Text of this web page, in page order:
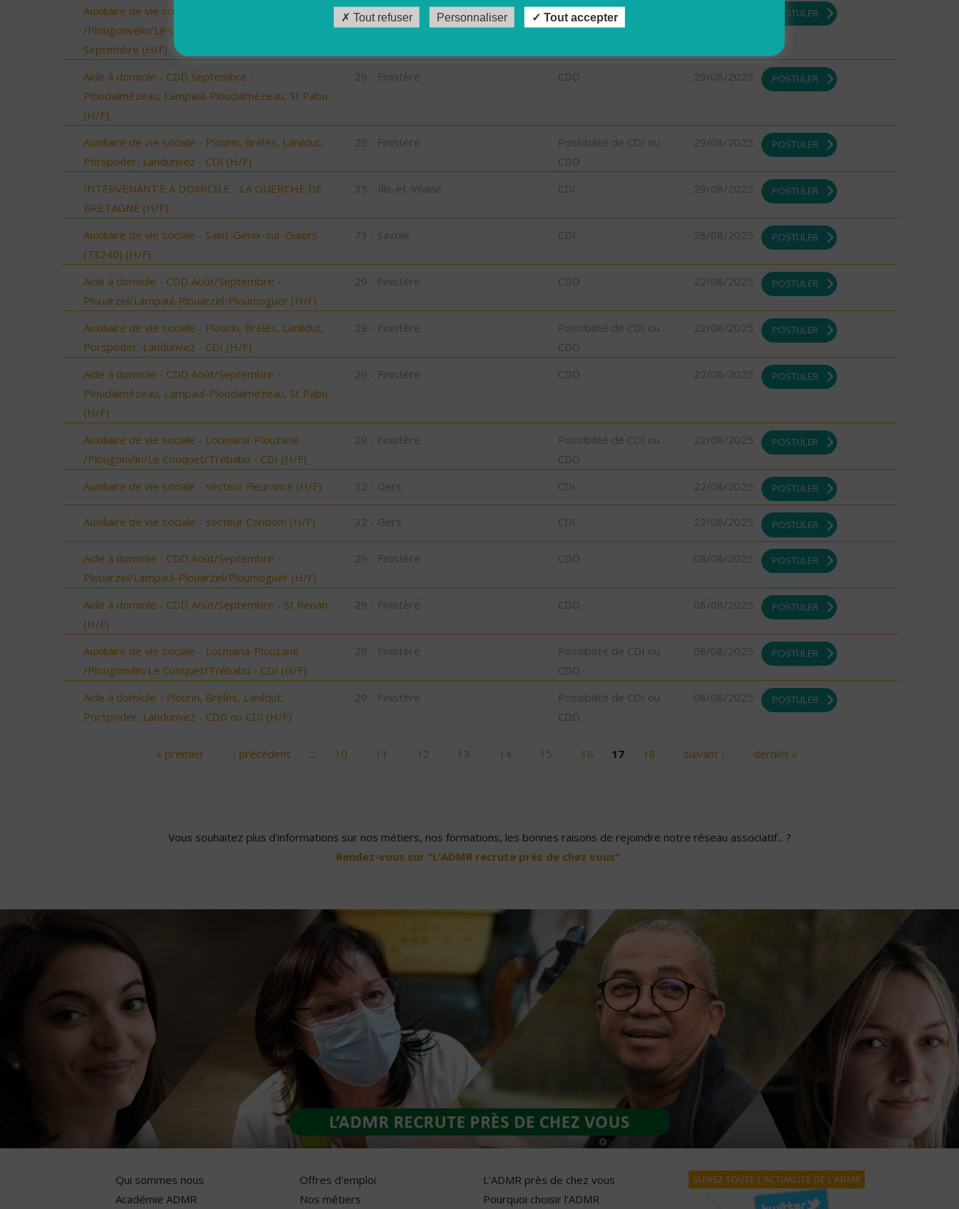
Auxiliaire de vie sociale - Locmaria-Plouzané
/Plougonvelin/Le Conquet/Trébabu - CDD pour
Septembre (H/F)
29 - Finistère
Possibilité de CDI ou
CDD
POSTULER
Aide à domicile - CDD Septembre -
Ploudalmézeau, Lampaul-Ploudalmézeau, St Pabu
(H/F)
29 - Finistère CDD 29/08/2025 POSTULER
Auxiliaire de vie sociale - Plourin, Brélès, Lanildut,
Porspoder, Landunvez - CDI (H/F)
29 - Finistère
Possibilité de CDI ou
CDD
29/08/2025 POSTULER
INTERVENANT.E A DOMICILE - LA GUERCHE DE
BRETAGNE (H/F)
35 - Ille-et-Vilaine CDI 29/08/2025 POSTULER
Auxiliaire de vie sociale - Saint-Genix-sur-Guiers
(73240) (H/F)
73 - Savoie CDI 28/08/2025 POSTULER
Aide à domicile - CDD Août/Septembre -
Plouarzel/Lampaul-Plouarzel/Ploumoguer (H/F)
29 - Finistère CDD 22/08/2025 POSTULER
Auxiliaire de vie sociale - Plourin, Brélès, Lanildut,
Porspoder, Landunvez - CDI (H/F)
29 - Finistère
Possibilité de CDI ou
CDD
22/08/2025 POSTULER
Aide à domicile - CDD Août/Septembre -
Ploudalmézeau, Lampaul-Ploudalmézeau, St Pabu
(H/F)
29 - Finistère CDD 22/08/2025 POSTULER
Auxiliaire de vie sociale - Locmaria-Plouzané
/Plougonvlin/Le Conquet/Trébabu - CDI (H/F)
29 - Finistère
Possibilité de CDI ou
CDD
22/08/2025 POSTULER
Auxiliaire de vie sociale - secteur Fleurance (H/F) 32 - Gers CDI 22/08/2025 POSTULER
Auxiliaire de vie sociale - secteur Condom (H/F) 32 - Gers CDI 22/08/2025 POSTULER
Aide à domicile - CDD Août/Septembre -
Plouarzel/Lampaul-Plouarzel/Ploumoguer (H/F)
29 - Finistère CDD 08/08/2025 POSTULER
Aide à domicile - CDD Août/Septembre - St Renan
(H/F)
29 - Finistère CDD 08/08/2025 POSTULER
Auxiliaire de vie sociale - Locmaria-Plouzané
/Plougonvlin/Le Conquet/Trébabu - CDI (H/F)
29 - Finistère
Possibilité de CDI ou
CDD
08/08/2025 POSTULER
Aide à domicile - Plourin, Brélès, Lanildut,
Porspoder, Landunvez - CDD ou CDI (H/F)
29 - Finistère
Possibilité de CDI ou
CDD
08/08/2025 POSTULER
« premier ‹ précédent … 10 11 12 13 14 15 16 17 18 suivant › dernier »
Vous souhaitez plus d'informations sur nos métiers, nos formations, les bonnes raisons de rejoindre notre réseau associatif... ?
Rendez-vous sur "L'ADMR recrute près de chez vous".
Qui sommes nous
Académie ADMR
Offres d'emploi
Nos métiers
L'ADMR près de chez vous
Pourquoi choisir l'ADMR
Tout refuser Personnaliser Tout accepter